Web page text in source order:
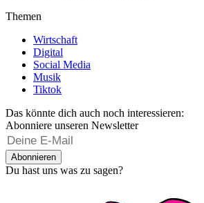
Themen
Wirtschaft
Digital
Social Media
Musik
Tiktok
Das könnte dich auch noch interessieren:
Abonniere unseren Newsletter
Abonnieren
Du hast uns was zu sagen?